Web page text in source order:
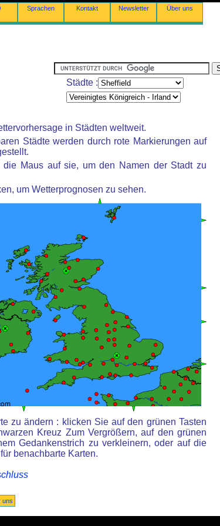
Sprachen Kontakt Newsletter Über uns
Städte :
in Städten weltweit.
Städte werden durch rote Markierungen auf
die Maus auf sie, um den Namen der Stadt zu
um Wetterprognosen zu sehen.
zu ändern : klicken Sie auf den grünen Tasten
Kreuz Zum Vergrößern, auf den grünen
Gedankenstrich zu verkleinern, oder auf die
benachbarte Karten.
uns